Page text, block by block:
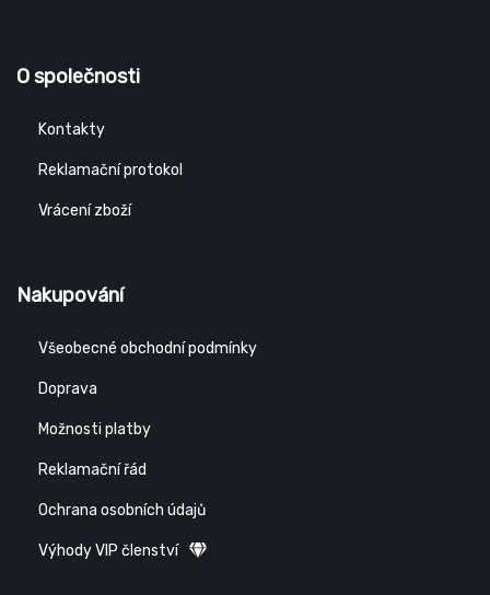
O společnosti
Kontakty
Reklamační protokol
Vrácení zboží
Nakupování
Všeobecné obchodní podmínky
Doprava
Možnosti platby
Reklamační řád
Ochrana osobních údajů
Výhody VIP členství